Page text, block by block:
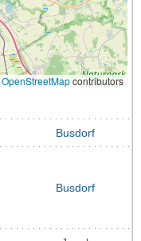
OpenStreetMapcontributors
Busdorf
Busdorf